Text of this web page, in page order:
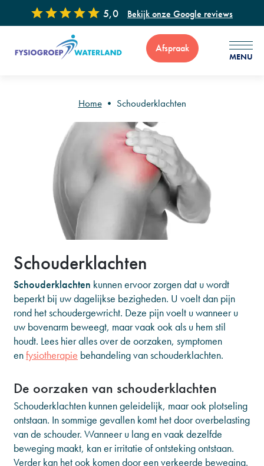
5,0 Bekijk onze Google reviews
Afspraak
MENU
Voor vragen of advies zijn wij 7 dagen per week bereikbaar via
: 0299 - 65 34 99
Home • Schouderklachten
Schouderklachten
Schouderklachten kunnen ervoor zorgen dat u wordt
beperkt bij uw dagelijkse bezigheden. U voelt dan pijn
rond het schoudergewricht. Deze pijn voelt u wanneer u
uw bovenarm beweegt, maar vaak ook als u hem stil
houdt. Lees hier alles over de oorzaken, symptomen
enfysiotherapie behandeling van schouderklachten.
De oorzaken van schouderklachten
Schouderklachten kunnen geleidelijk, maar ook plotseling
ontstaan. In sommige gevallen komt het door overbelasting
van de schouder. Wanneer u lang en vaak dezelfde
beweging maakt, kan er irritatie of ontsteking ontstaan.
Verder kan het ook komen door een verkeerde beweging.